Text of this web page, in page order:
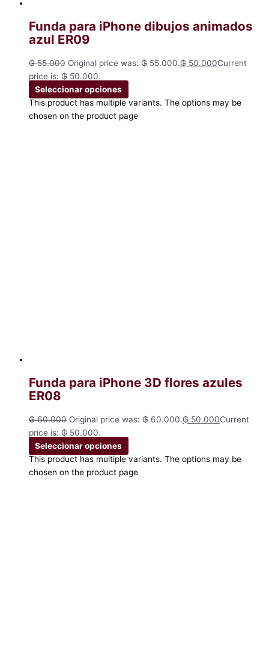
Funda para iPhone dibujos animados
azul ER09
₲55.000 Original price was: ₲ 55.000.₲ 50.000Current
price is: ₲ 50.000.
Seleccionar opciones
This product has multiple variants. The options may be
chosen on the product page
Funda para iPhone 3D flores azules
ER08
₲60.000 Original price was: ₲ 60.000.₲ 50.000Current
price is: ₲ 50.000.
Seleccionar opciones
This product has multiple variants. The options may be
chosen on the product page